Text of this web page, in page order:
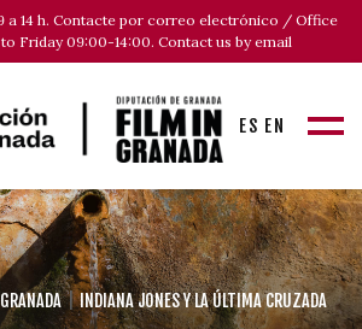
a 14 h. Contacte por correo electrónico / Office
Friday 09:00-14:00. Contact us by email
ES EN
INDIANA JONES Y LA ÚLTIMA CRUZADA